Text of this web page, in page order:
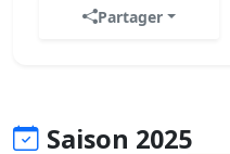
Partager
Saison 2025